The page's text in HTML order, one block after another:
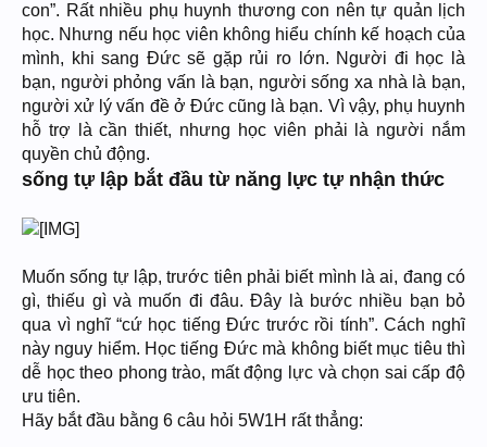
con”. Rất nhiều phụ huynh thương con nên tự quản lịch
học. Nhưng nếu học viên không hiểu chính kế hoạch của
mình, khi sang Đức sẽ gặp rủi ro lớn. Người đi học là
bạn, người phỏng vấn là bạn, người sống xa nhà là bạn,
người xử lý vấn đề ở Đức cũng là bạn. Vì vậy, phụ huynh
hỗ trợ là cần thiết, nhưng học viên phải là người nắm
quyền chủ động.
sống tự lập bắt đầu từ năng lực tự nhận thức
Muốn sống tự lập, trước tiên phải biết mình là ai, đang có
gì, thiếu gì và muốn đi đâu. Đây là bước nhiều bạn bỏ
qua vì nghĩ “cứ học tiếng Đức trước rồi tính”. Cách nghĩ
này nguy hiểm. Học tiếng Đức mà không biết mục tiêu thì
dễ học theo phong trào, mất động lực và chọn sai cấp độ
ưu tiên.
Hãy bắt đầu bằng 6 câu hỏi 5W1H rất thẳng: